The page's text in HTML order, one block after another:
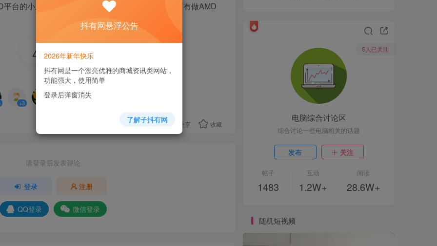
台的小主机，但发现都是些小厂，没发现传统大厂有做AMD
30
6人已评分
+3
分享 收藏
请登录后发表评论
登录 注册
QQ登录 微信登录
5人已关注
电脑综合讨论区
综合讨论一些电脑相关的话题
发布 关注
帖子
1483
互动
1.2W+
阅读
28.6W+
随机短视频
抖有网悬浮公告
2026年新年快乐
抖有网是一个漂亮优雅的商城资讯类网站，
功能强大，使用简单
登录后弹窗消失
了解子抖有网